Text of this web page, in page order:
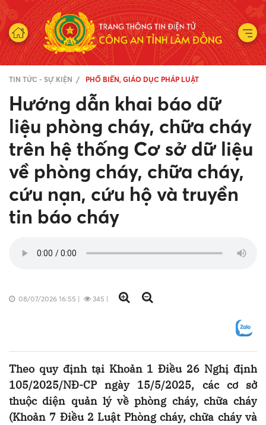
TIN TỨC - SỰ KIỆN PHỔ BIẾN, GIÁO DỤC PHÁP LUẬT
Hướng dẫn khai báo dữ
liệu phòng cháy, chữa cháy
trên hệ thống Cơ sở dữ liệu
về phòng cháy, chữa cháy,
cứu nạn, cứu hộ và truyền
tin báo cháy
08/07/2026 16:55 | 345 |
Theo quy định tại Khoản 1 Điều 26 Nghị định
105/2025/NĐ-CP ngày 15/5/2025, các cơ sở
thuộc diện quản lý về phòng cháy, chữa cháy
(Khoản 7 Điều 2 Luật Phòng cháy, chữa cháy và